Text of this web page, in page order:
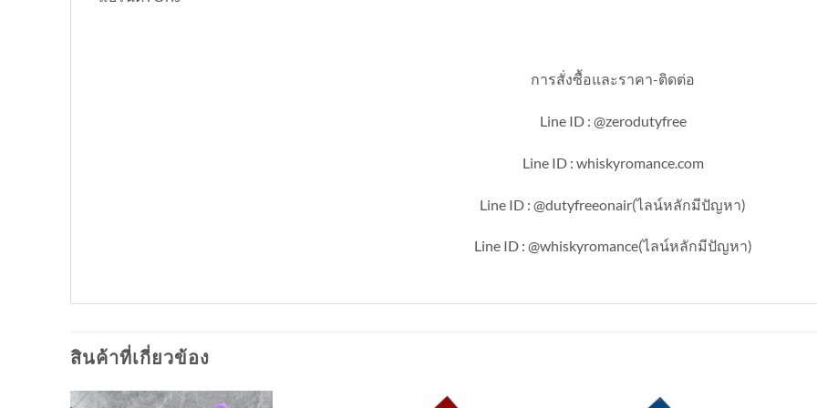
การสั่งซื้อและราคา-ติดต่อ
Line ID : @zerodutyfree
Line ID : whiskyromance.com
Line ID : @dutyfreeonair(ไลน์หลักมีปัญหา)
Line ID : @whiskyromance(ไลน์หลักมีปัญหา)
สินค้าที่เกี่ยวข้อง